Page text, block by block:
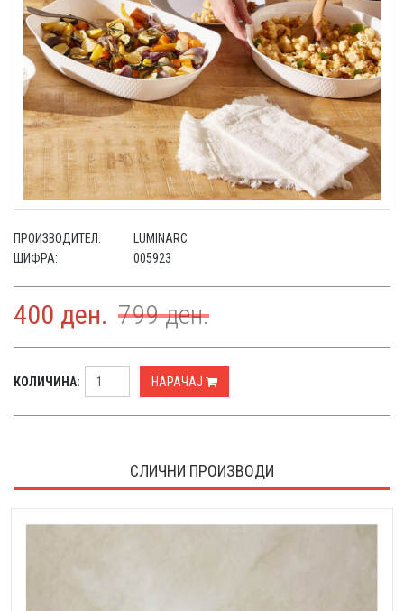
ПРОИЗВОДИТЕЛ:
LUMINARC
ШИФРА:
005923
400 ден. 799ден.
КОЛИЧИНА: НАРАЧАЈ
СЛИЧНИ ПРОИЗВОДИ